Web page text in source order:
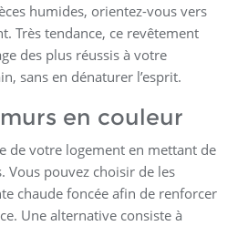
humides, orientez-vous vers
Très tendance, ce revêtement
des plus réussis à votre
sans en dénaturer l’esprit.
en couleur
de votre logement en mettant de
Vous pouvez choisir de les
chaude foncée afin de renforcer
Une alternative consiste à